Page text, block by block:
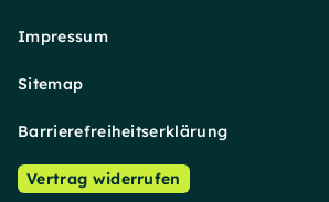
Impressum
Sitemap
Barrierefreiheitserklärung
Vertrag widerrufen